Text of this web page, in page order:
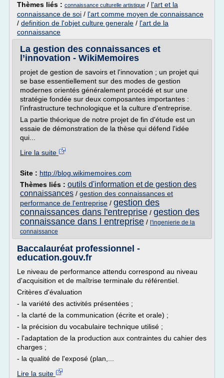
Thèmes liés : connaissance culturelle artistique / l'art et la
connaissance de soi / l'art comme moyen de connaissance
/ definition de l'objet culture generale / l'art de la
connaissance
La gestion des connaissances et
l’innovation - WikiMemoires
projet de gestion de savoirs et l'innovation ; un projet qui
se base essentiellement sur des modes de gestion
modernes orientés généralement procédé et sur une
stratégie fondée sur deux composantes importantes :
l'infrastructure technologique et la culture d'entreprise.
La partie théorique de notre projet de fin d'étude est un
essaie de démonstration de la thèse qui défend l'idée
qui...
Lire la suite
Site : http://blog.wikimemoires.com
Thèmes liés : outils d'information et de gestion des
connaissances / gestion des connaissances et
performance de l'entreprise / gestion des
connaissances dans l'entreprise / gestion des
connaissance dans l entreprise / l'ingenierie de la
connaissance
Baccalauréat professionnel -
education.gouv.fr
Le niveau de performance attendu correspond au niveau
d'acquisition et de maîtrise terminale du référentiel.
Critères d'évaluation
- la variété des activités présentées ;
- la clarté de la communication (écrite et orale) ;
- la précision du vocabulaire technique utilisé ;
- l'adaptation de la production aux contraintes du cahier des
charges ;
- la qualité de l'exposé (plan,...
Lire la suite